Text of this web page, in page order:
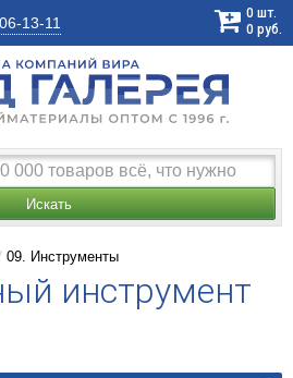
13-11
0 шт.
0 руб.
Искать
09. Инструменты
инструмент